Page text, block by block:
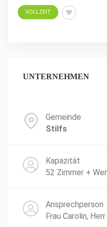
VOLLZEIT
UNTERNEHMEN
Gemeinde
Stilfs
Kapazität
52 Zimmer +
Ansprechperson
Frau Carolin,